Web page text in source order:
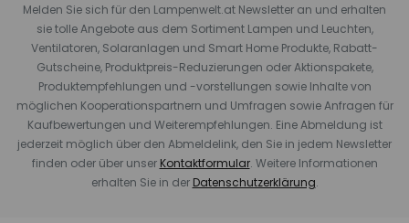
Melden Sie sich für den Lampenwelt.at Newsletter an und erhalten
sie tolle Angebote aus dem Sortiment Lampen und Leuchten,
Ventilatoren, Solaranlagen und Smart Home Produkte, Rabatt-
Gutscheine, Produktpreis-Reduzierungen oder Aktionspakete,
Produktempfehlungen und -vorstellungen sowie Inhalte von
möglichen Kooperationspartnern und Umfragen sowie Anfragen für
Kaufbewertungen und Weiterempfehlungen. Eine Abmeldung ist
jederzeit möglich über den Abmeldelink, den Sie in jedem Newsletter
finden oder über unser Kontaktformular. Weitere Informationen
erhalten Sie in der Datenschutzerklärung.